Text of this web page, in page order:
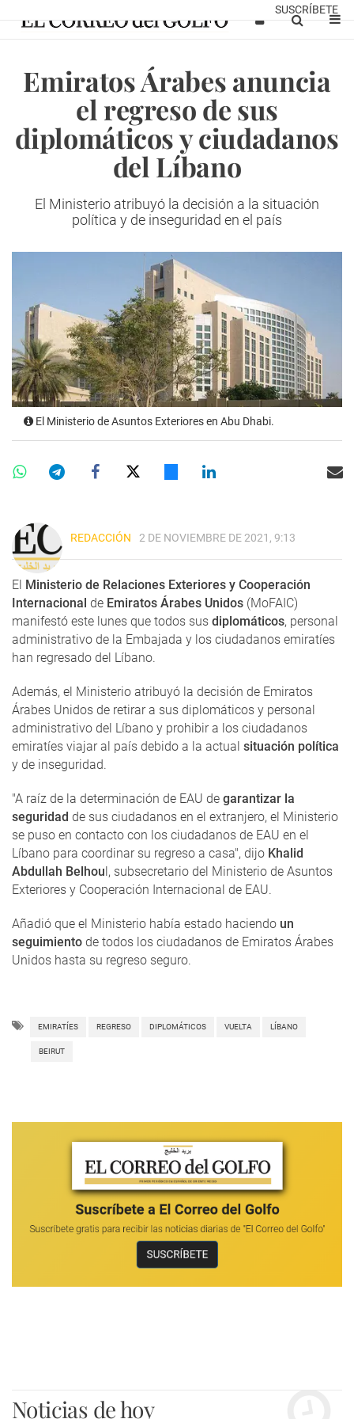
SUSCRÍBETE
Emiratos Árabes anuncia
el regreso de sus
diplomáticos y ciudadanos
del Líbano
El Ministerio atribuyó la decisión a la situación
política y de inseguridad en el país
El Ministerio de Asuntos Exteriores en Abu Dhabi.
REDACCIÓN 2 DE NOVIEMBRE DE 2021, 9:13
El Ministerio de Relaciones Exteriores y Cooperación
Internacional de Emiratos Árabes Unidos (MoFAIC)
manifestó este lunes que todos sus diplomáticos, personal
administrativo de la Embajada y los ciudadanos emiratíes
han regresado del Líbano.
Además, el Ministerio atribuyó la decisión de Emiratos
Árabes Unidos de retirar a sus diplomáticos y personal
administrativo del Líbano y prohibir a los ciudadanos
emiratíes viajar al país debido a la actual situación política
y de inseguridad.
"A raíz de la determinación de EAU de garantizar la
seguridad de sus ciudadanos en el extranjero, el Ministerio
se puso en contacto con los ciudadanos de EAU en el
Líbano para coordinar su regreso a casa", dijo Khalid
Abdullah Belhoul, subsecretario del Ministerio de Asuntos
Exteriores y Cooperación Internacional de EAU.
Añadió que el Ministerio había estado haciendo un
seguimiento de todos los ciudadanos de Emiratos Árabes
Unidos hasta su regreso seguro.
EMIRATÍES REGRESO DIPLOMÁTICOS VUELTA LÍBANO
BEIRUT
Noticias de hoy